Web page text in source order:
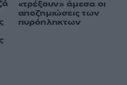
«τρέξουν» άμεσα οι
αποζημιώσεις των
πυρόπληκτων